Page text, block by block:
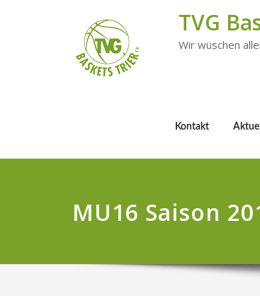
TVG
Wir wüschen
Kontakt
MU16 Saison